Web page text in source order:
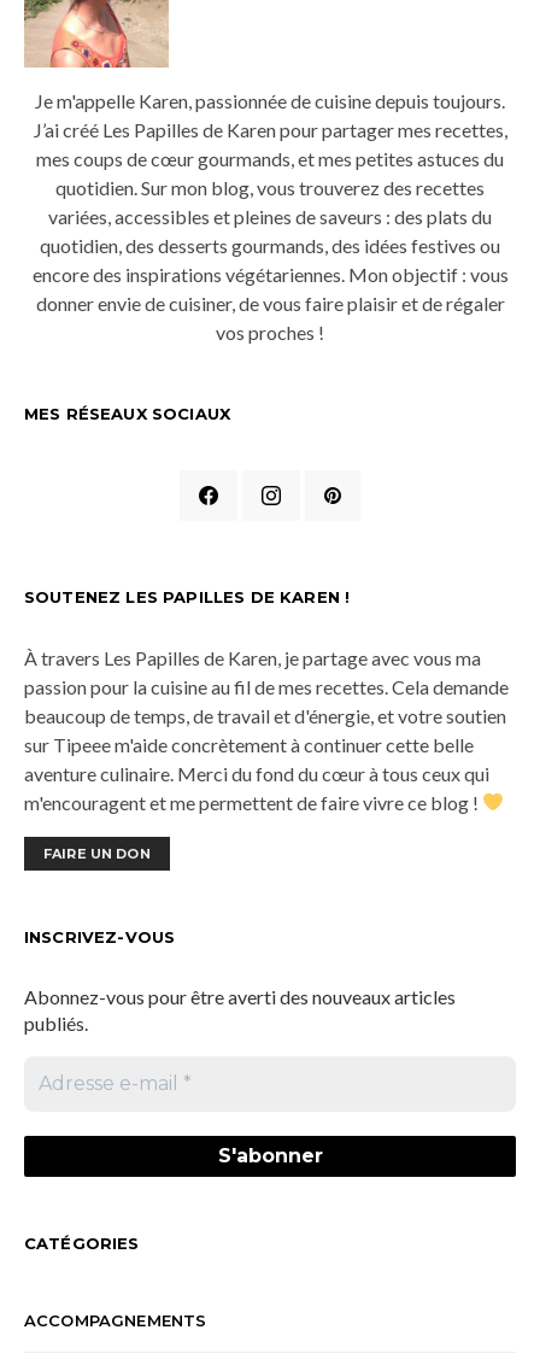
Je m'appelle Karen, passionnée de cuisine depuis toujours.
J’ai créé Les Papilles de Karen pour partager mes recettes,
mes coups de cœur gourmands, et mes petites astuces du
quotidien. Sur mon blog, vous trouverez des recettes
variées, accessibles et pleines de saveurs : des plats du
quotidien, des desserts gourmands, des idées festives ou
encore des inspirations végétariennes. Mon objectif : vous
donner envie de cuisiner, de vous faire plaisir et de régaler
vos proches !
MES RÉSEAUX SOCIAUX
SOUTENEZ LES PAPILLES DE KAREN !
À travers Les Papilles de Karen, je partage avec vous ma
passion pour la cuisine au fil de mes recettes. Cela demande
beaucoup de temps, de travail et d'énergie, et votre soutien
sur Tipeee m'aide concrètement à continuer cette belle
aventure culinaire. Merci du fond du cœur à tous ceux qui
m'encouragent et me permettent de faire vivre ce blog !
FAIRE UN DON
INSCRIVEZ-VOUS
Abonnez-vous pour être averti des nouveaux articles
publiés.
CATÉGORIES
ACCOMPAGNEMENTS